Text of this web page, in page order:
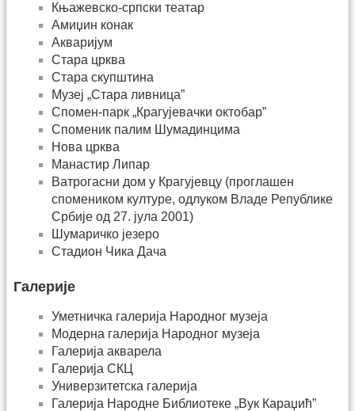
Књажевско-српски театар
Амиџин конак
Акваријум
Стара црква
Стара скупштина
Музеј „Стара ливница”
Спомен-парк „Крагујевачки октобар”
Споменик палим Шумадинцима
Нова црква
Манастир Липар
Ватрогасни дом у Крагујевцу (проглашен
спомеником културе, одлуком Владе Републике
Србије од 27. јула 2001)
Шумаричко језеро
Стадион Чика Дача
Галерије
Уметничка галерија Народног музеја
Модерна галерија Народног музеја
Галерија акварела
Галерија СКЦ
Универзитетска галерија
Галерија Народне Библиотеке „Вук Караџић”